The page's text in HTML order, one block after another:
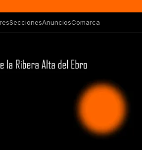
SeccionesAnunciosComarca